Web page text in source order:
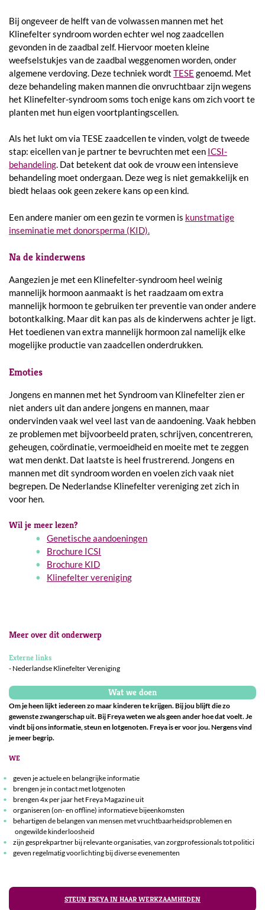
Bij ongeveer de helft van de volwassen mannen met het
Klinefelter syndroom worden echter wel nog zaadcellen
gevonden in de zaadbal zelf. Hiervoor moeten kleine
weefselstukjes van de zaadbal weggenomen worden, onder
algemene verdoving. Deze techniek wordt TESE genoemd. Met
deze behandeling maken mannen die onvruchtbaar zijn wegens
het Klinefelter-syndroom soms toch enige kans om zich voort te
planten met hun eigen voortplantingscellen.
Als het lukt om via TESE zaadcellen te vinden, volgt de tweede
stap: eicellen van je partner te bevruchten met een ICSI-
behandeling. Dat betekent dat ook de vrouw een intensieve
behandeling moet ondergaan. Deze weg is niet gemakkelijk en
biedt helaas ook geen zekere kans op een kind.
Een andere manier om een gezin te vormen is kunstmatige
inseminatie met donorsperma (KID).
Na de kinderwens
Aangezien je met een Klinefelter-syndroom heel weinig
mannelijk hormoon aanmaakt is het raadzaam om extra
mannelijk hormoon te gebruiken ter preventie van onder andere
botontkalking. Maar dit kan pas als de kinderwens achter je ligt.
Het toedienen van extra mannelijk hormoon zal namelijk elke
mogelijke productie van zaadcellen onderdrukken.
Emoties
Jongens en mannen met het Syndroom van Klinefelter zien er
niet anders uit dan andere jongens en mannen, maar
ondervinden vaak wel veel last van de aandoening. Vaak hebben
ze problemen met bijvoorbeeld praten, schrijven, concentreren,
geheugen, coördinatie, vermoeidheid en moeite met te zeggen
wat men denkt. Dat laatste is heel frustrerend. Jongens en
mannen met dit syndroom worden en voelen zich vaak niet
begrepen. De Nederlandse Klinefelter vereniging zet zich in
voor hen.
Wil je meer lezen?
Genetische aandoeningen
Brochure ICSI
Brochure KID
Klinefelter vereniging
Meer over dit onderwerp
Externe links
Nederlandse Klinefelter Vereniging
Wat we doen
Om je heen lijkt iedereen zo maar kinderen te krijgen. Bij jou blijft die zo
gewenste zwangerschap uit. Bij Freya weten we als geen ander hoe dat voelt. Je
vindt bij ons informatie, steun en lotgenoten. Freya is er voor jou. Nergens vind
je meer begrip.
WE
geven je actuele en belangrijke informatie
brengen je in contact met lotgenoten
brengen 4x per jaar het Freya Magazine uit
organiseren (on- en offline) informatieve bijeenkomsten
behartigen de belangen van mensen met vruchtbaarheidsproblemen en
ongewilde kinderloosheid
zijn gesprekpartner bij relevante organisaties, van zorgprofessionals tot politici
geven regelmatig voorlichting bij diverse evenementen
STEUN FREYA IN HAAR WERKZAAMHEDEN